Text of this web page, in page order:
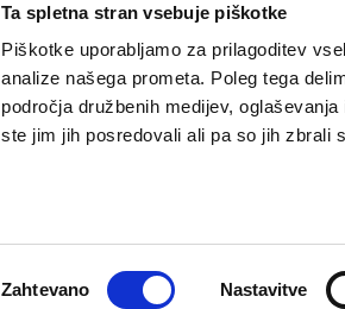
Ta spletna stran vsebuje piškotke
Piškotke uporabljamo za prilagoditev
analize našega prometa. Poleg tega
področja družbenih medijev,
ste jim jih posredovali ali pa so jih zbrali
Zahtevano Nastavitve
Postanite registrar